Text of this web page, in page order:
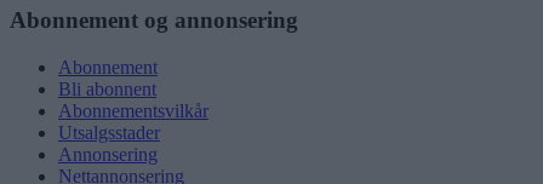
Abonnement og annonsering
Abonnement
Bli abonnent
Abonnementsvilkår
Utsalgsstader
Annonsering
Nettannonsering